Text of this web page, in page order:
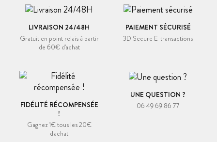
LIVRAISON 24/48H
Gratuit en point relais à partir
de 60€ d'achat
PAIEMENT SÉCURISÉ
3D Secure E-transactions
FIDÉLITÉ RÉCOMPENSÉE
!
Gagnez 1€ tous les 20€
d'achat
UNE QUESTION ?
06 49 69 86 77